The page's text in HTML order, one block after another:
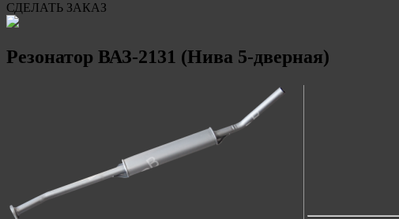
СДЕЛАТЬ ЗАКАЗ
Резонатор ВАЗ-2131 (Нива 5-дверная)